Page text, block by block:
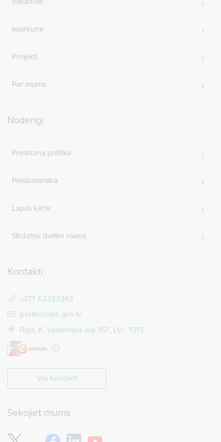
Iepirkumi
Projekti
Par mums
Noderīgi
Privātuma politika
Piekļūstamība
Lapas karte
Sīkdatņu izvēles maiņa
Kontakti
+371 62333363
E-pasts:
pasts@bvkb.gov.lv
Rīgā, K. Valdemāra ielā 157, LV - 1013
Visi kontakti
Sekojiet mums